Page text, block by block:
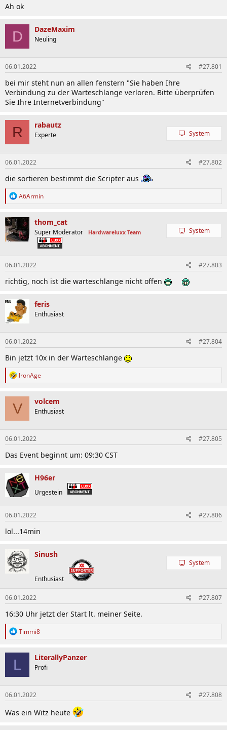
Ah ok
D DazeMaxim
Neuling
06.01.2022 #27.801
bei mir steht nun an allen fenstern "Sie haben Ihre
Verbindung zu der Warteschlange verloren. Bitte überprüfen
Sie Ihre Internetverbindung"
R rabautz
Experte System
06.01.2022 #27.802
die sortieren bestimmt die Scripter aus
R
k
t
i
o
n
A6Armin
thom_cat
Super Moderator Hardwareluxx Team System
06.01.2022 #27.803
richtig, noch ist die warteschlange nicht offen
feris
Enthusiast
06.01.2022 #27.804
Bin jetzt 10x in der Warteschlange
R
k
t
i
o
n
e
n
IronAge
V volcem
Enthusiast
06.01.2022 #27.805
Das Event beginnt um: 09:30 CST
H96er
Urgestein
06.01.2022 #27.806
lol...14min
Sinush
Enthusiast
System
06.01.2022 #27.807
16:30 Uhr jetzt der Start lt. meiner Seite.
R
k
i
o
n
e
n
:
Timmi8
L LiterallyPanzer
Profi
06.01.2022 #27.808
Was ein Witz heute